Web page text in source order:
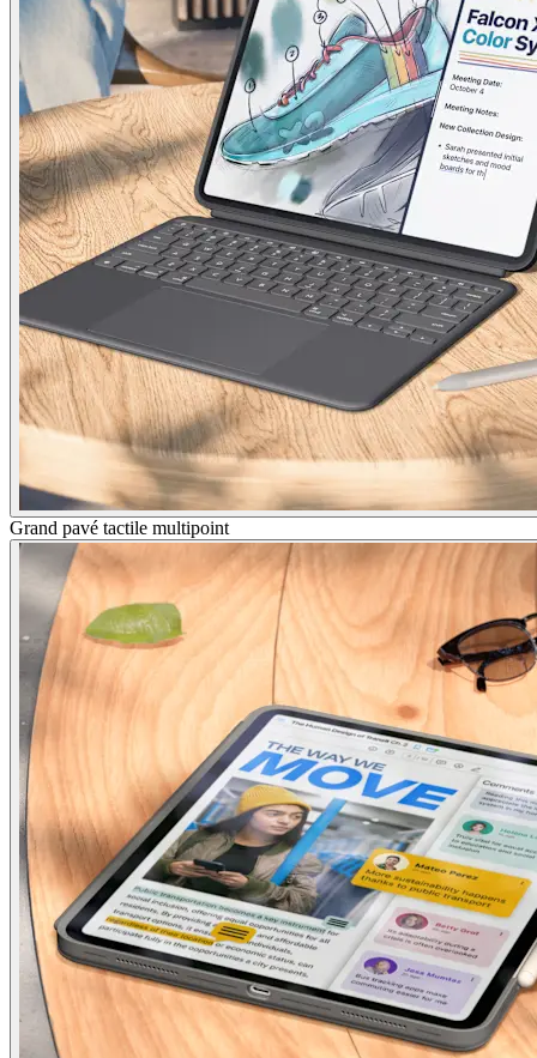
Grand pavé tactile multipoint